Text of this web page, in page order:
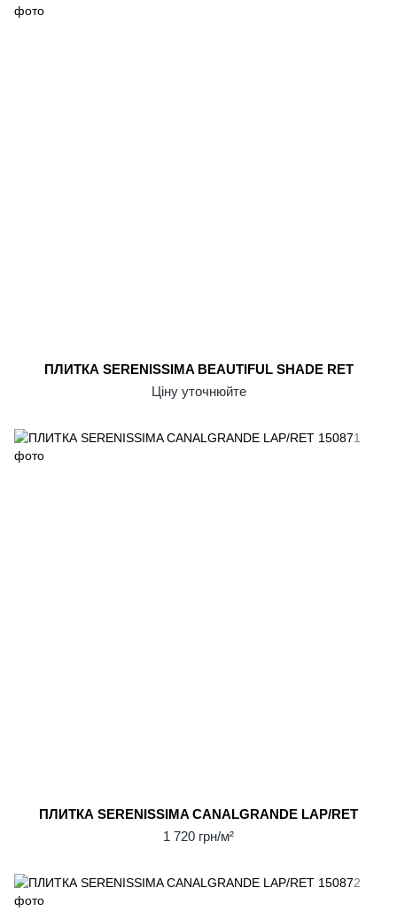
ПЛИТКА SERENISSIMA BEAUTIFUL SHADE RET
Ціну уточнюйте
ПЛИТКА SERENISSIMA CANALGRANDE LAP/RET
1 720 грн/м²